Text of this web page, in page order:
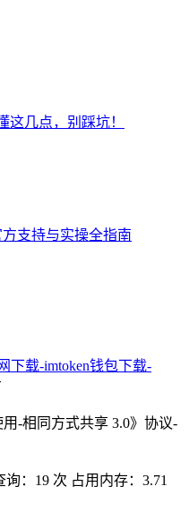
这几点，别踩坑！
支持与实操全指南
下载-imtoken钱包下载-
-相同方式共享 3.0》协议-
：19 次 占用内存：3.71